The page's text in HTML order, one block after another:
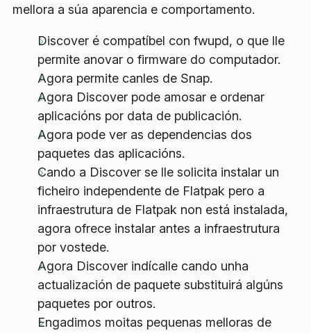
mellora a súa aparencia e comportamento.
Discover é compatíbel con fwupd, o que lle
permite anovar o firmware do computador.
Agora permite canles de Snap.
Agora Discover pode amosar e ordenar
aplicacións por data de publicación.
Agora pode ver as dependencias dos
paquetes das aplicacións.
Cando a Discover se lle solicita instalar un
ficheiro independente de Flatpak pero a
infraestrutura de Flatpak non está instalada,
agora ofrece instalar antes a infraestrutura
por vostede.
Agora Discover indícalle cando unha
actualización de paquete substituirá algúns
paquetes por outros.
Engadimos moitas pequenas melloras de